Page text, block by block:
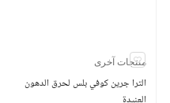
منتجات آخرى
الترا جرين كوفي بلس لحرق الدهون